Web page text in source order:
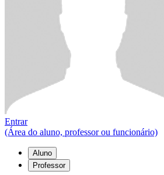
Entrar
(Área do aluno, professor ou funcionário)
Aluno
Professor